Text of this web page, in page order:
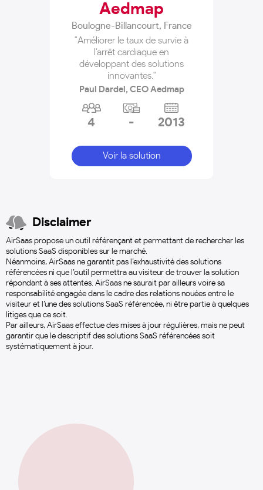
Aedmap
Boulogne-Billancourt, France
"Améliorer le taux de survie à
l'arrêt cardiaque en
développant des solutions
innovantes."
Paul Dardel, CEO Aedmap
4 - 2013
Voir la solution
Disclaimer
AirSaas propose un outil référençant et permettant de rechercher les
solutions SaaS disponibles sur le marché.
Néanmoins, AirSaas ne garantit pas l’exhaustivité des solutions
référencées ni que l’outil permettra au visiteur de trouver la solution
répondant à ses attentes. AirSaas ne saurait par ailleurs voire sa
responsabilité engagée dans le cadre des relations nouées entre le
visiteur et l’une des solutions SaaS référencée, ni être partie à quelques
litiges que ce soit.
Par ailleurs, AirSaas effectue des mises à jour régulières, mais ne peut
garantir que le descriptif des solutions SaaS référencées soit
systématiquement à jour.